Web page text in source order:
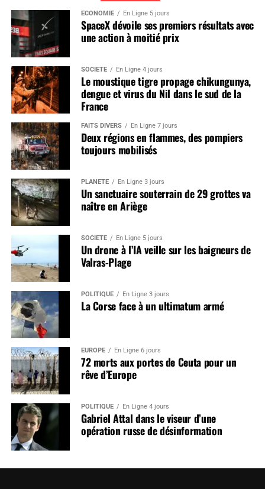
ÉCONOMIE En Ligne 5 jours
SpaceX dévoile ses premiers résultats avec
une action à moitié prix
SOCIÉTÉ En Ligne 4 jours
Le moustique tigre propage chikungunya,
dengue et virus du Nil dans le sud de la
France
FAITS DIVERS En Ligne 7 jours
Deux régions en flammes, des pompiers
toujours mobilisés
PLANÈTE En Ligne 3 jours
Un sanctuaire souterrain de 29 grottes va
naître en Ariège
SOCIÉTÉ En Ligne 5 jours
Un drone à l’IA veille sur les baigneurs de
Valras-Plage
POLITIQUE En Ligne 3 jours
La Corse face à un ultimatum armé
EUROPE En Ligne 6 jours
72 morts aux portes de Ceuta pour un
rêve d’Europe
POLITIQUE En Ligne 4 jours
Gabriel Attal dans le viseur d’une
opération russe de désinformation